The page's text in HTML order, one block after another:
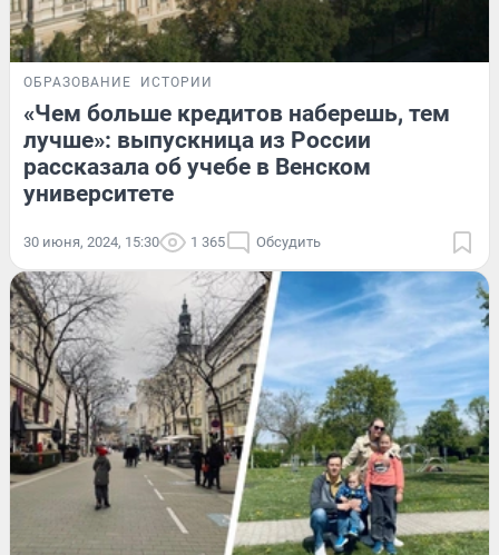
ОБРАЗОВАНИЕ ИСТОРИИ
«Чем больше кредитов наберешь, тем
лучше»: выпускница из России
рассказала об учебе в Венском
университете
30 июня, 2024, 15:30 1 365 Обсудить